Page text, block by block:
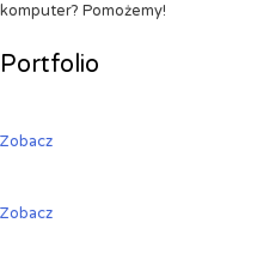
komputer? Pomożemy!
Portfolio
Zobacz
Zobacz